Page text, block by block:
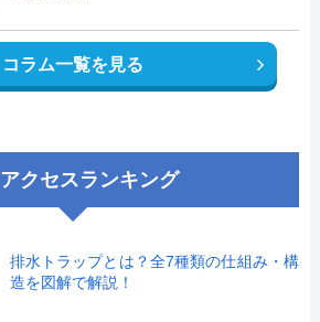
コラム一覧を見る
アクセスランキング
排水トラップとは？全7種類の仕組み・構
造を図解で解説！